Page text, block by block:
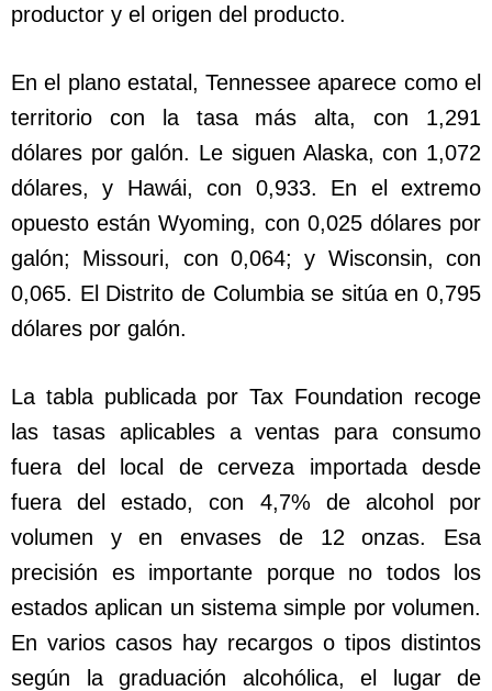
productor y el origen del producto.
En el plano estatal, Tennessee aparece como el
territorio con la tasa más alta, con 1,291
dólares por galón. Le siguen Alaska, con 1,072
dólares, y Hawái, con 0,933. En el extremo
opuesto están Wyoming, con 0,025 dólares por
galón; Missouri, con 0,064; y Wisconsin, con
0,065. El Distrito de Columbia se sitúa en 0,795
dólares por galón.
La tabla publicada por Tax Foundation recoge
las tasas aplicables a ventas para consumo
fuera del local de cerveza importada desde
fuera del estado, con 4,7% de alcohol por
volumen y en envases de 12 onzas. Esa
precisión es importante porque no todos los
estados aplican un sistema simple por volumen.
En varios casos hay recargos o tipos distintos
según la graduación alcohólica, el lugar de